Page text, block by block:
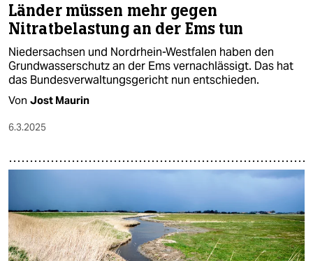
Länder müssen mehr gegen
Nitratbelastung an der Ems tun
Niedersachsen und Nordrhein-Westfalen haben den
Grundwasserschutz an der Ems vernachlässigt. Das hat
das Bundesverwaltungsgericht nun entschieden.
Von Jost Maurin
6.3.2025